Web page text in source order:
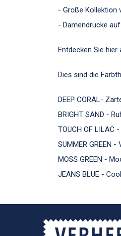
- Große Kollektion
- Damendrucke
Entdecken Sie
Dies sind die
DEEP CORAL-
BRIGHT SAND -
TOUCH OF LILAC
SUMMER GREEN
MOSS GREEN -
JEANS BLUE -